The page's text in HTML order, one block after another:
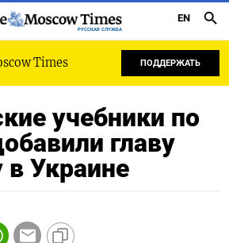
РУССКАЯ СЛУЖБА
EN
Times ПОДДЕРЖАТЬ
учебники по
главу
в Украине